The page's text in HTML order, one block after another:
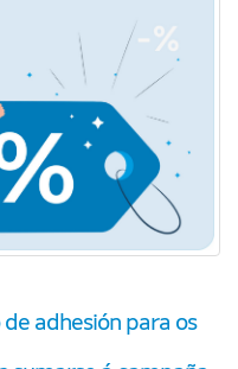
adhesión para os